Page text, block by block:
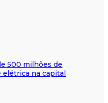
500 milhões de
elétrica na capital